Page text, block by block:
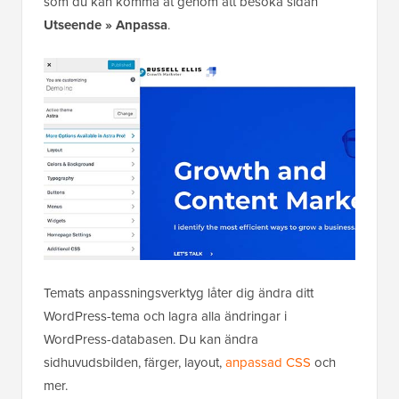
Utseende » Anpassa.
Temats anpassningsverktyg låter dig ändra ditt
WordPress-tema och lagra alla ändringar i
WordPress-databasen. Du kan ändra
sidhuvudsbilden, färger, layout,anpassad CSS och
mer.